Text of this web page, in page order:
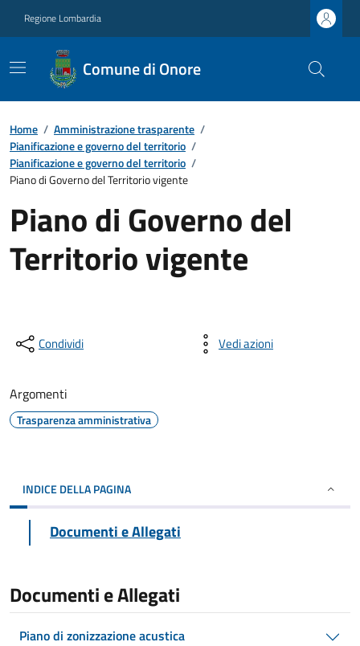
Regione Lombardia
Comune di Onore
Home / Amministrazione trasparente /
Pianificazione e governo del territorio /
Pianificazione e governo del territorio /
Piano di Governo del Territorio vigente
Piano di Governo del
Territorio vigente
Condividi Vedi azioni
Argomenti
Trasparenza amministrativa
INDICE DELLA PAGINA
Documenti e Allegati
Documenti e Allegati
Piano di zonizzazione acustica